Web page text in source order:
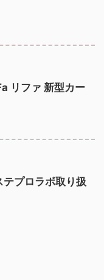
リファ 新型カー
テプロラボ取り扱